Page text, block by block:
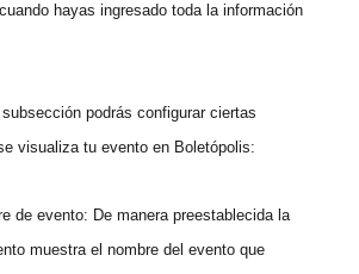
cuando hayas ingresado toda la información
podrás configurar ciertas
visualiza tu evento en Boletópolis:
de evento: De manera preestablecida la
muestra el nombre del evento que